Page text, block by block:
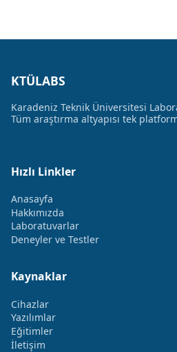
KTÜLABS
Karadeniz Teknik Üniversitesi
Tüm araştırma altyapısı tek
Hızlı Linkler
Anasayfa
Hakkımızda
Laboratuvarlar
Deneyler ve Testler
Kaynaklar
Cihazlar
Yazılımlar
Eğitimler
İletişim